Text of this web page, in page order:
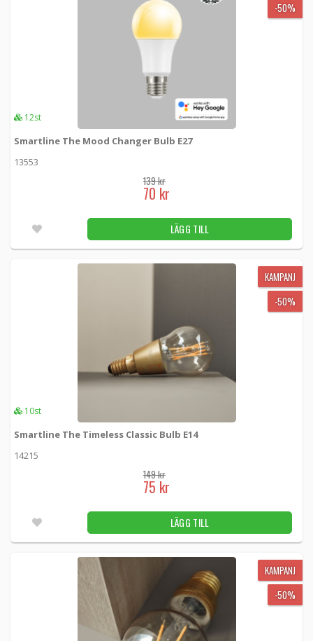
-50%
12st
Smartline The Mood Changer Bulb E27
13553
139 kr
70 kr
LÄGG TILL
KAMPANJ
-50%
10st
Smartline The Timeless Classic Bulb E14
14215
149 kr
75 kr
LÄGG TILL
KAMPANJ
-50%